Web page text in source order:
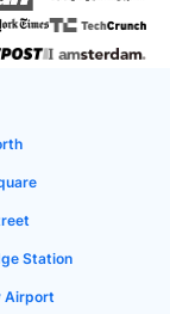
Station
Airport